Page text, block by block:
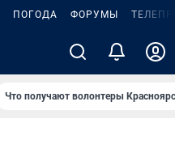
ПОГОДА ФОРУМЫ
Что получают волонтеры